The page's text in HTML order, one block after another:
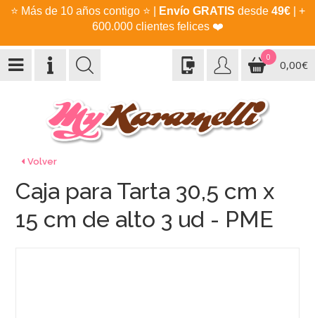
⭐ Más de 10 años contigo ⭐ Envío GRATIS desde 49€| +
600.000 clientes felices ❤️
0
0,00€
Volver
Caja para Tarta 30,5 cm x
15 cm de alto 3 ud - PME